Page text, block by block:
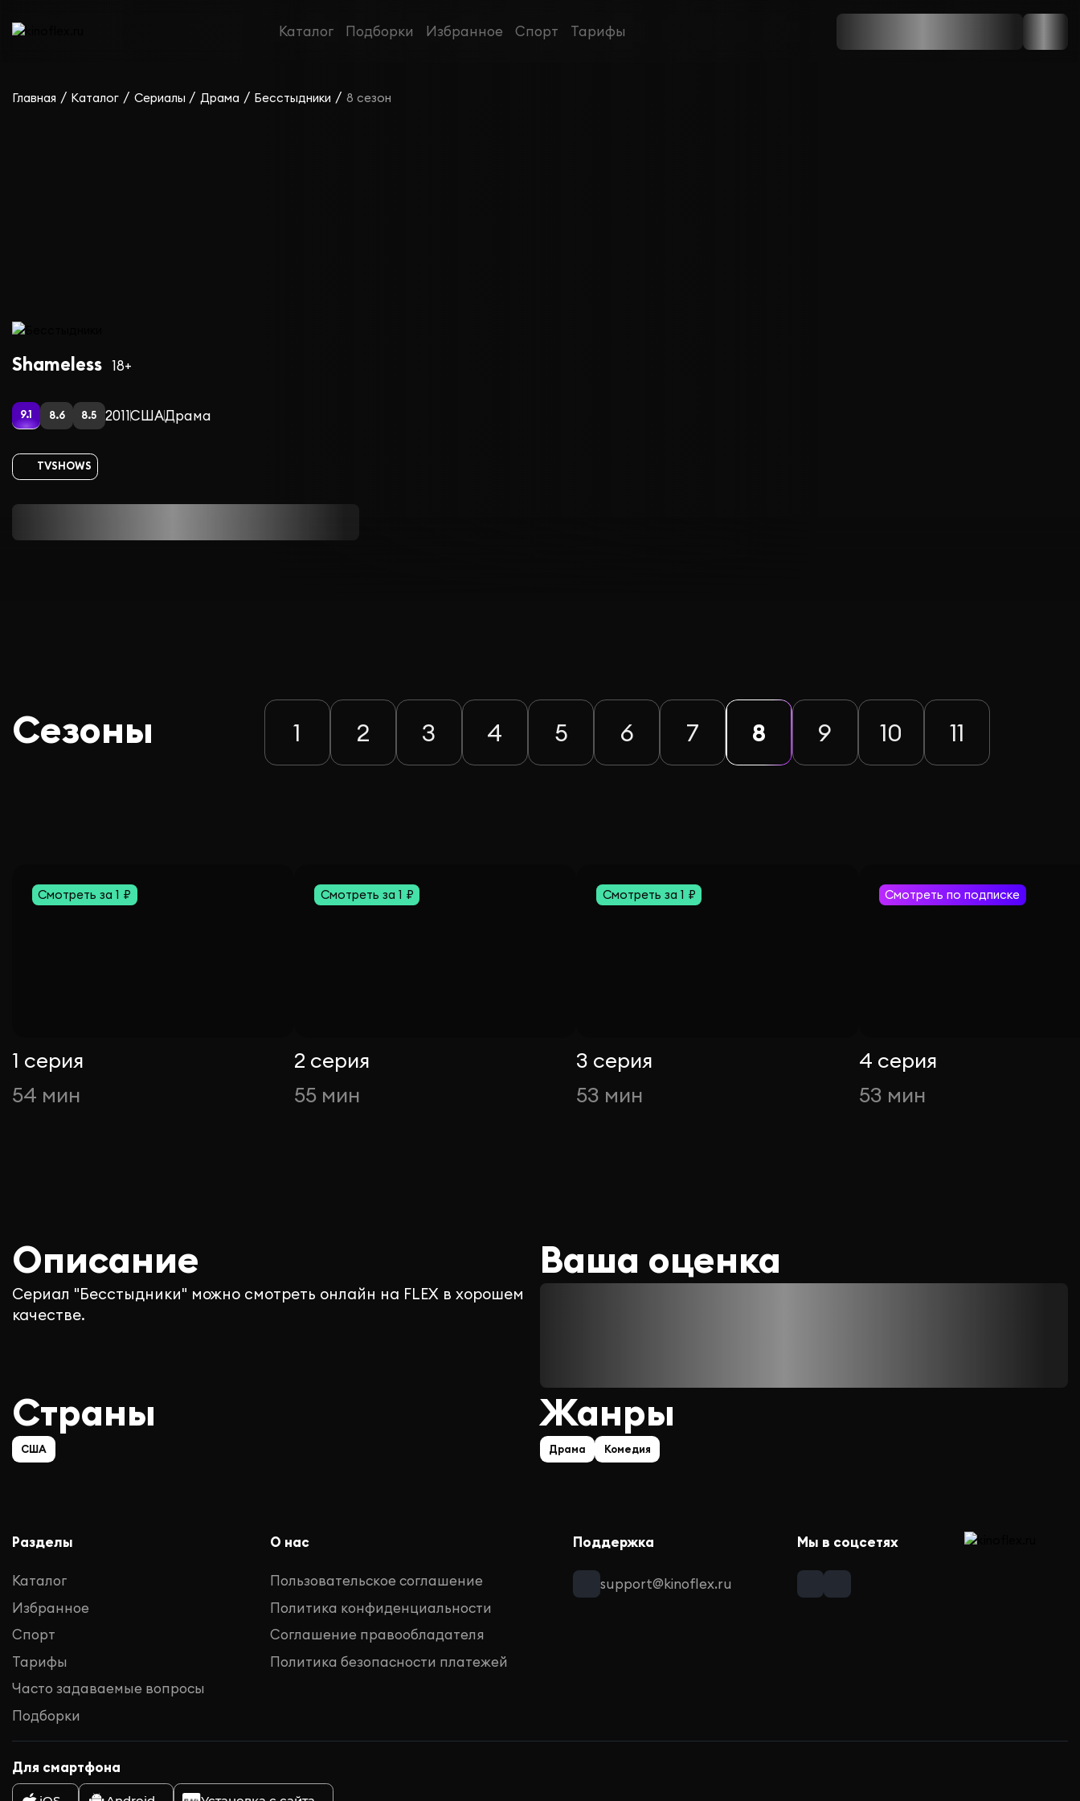
Каталог Подборки Избранное Спорт Тарифы
Главная / Каталог / Сериалы / Драма / Бесстыдники / 8 сезон
Shameless 18+
9.1 8.6 8.5 2011СШАДрама
TVSHOWS
Сезоны 1 2 3 4 5 6 7 8 9 10 11
Смотреть за 1 ₽
1 серия
54 мин
Смотреть за 1 ₽
2 серия
55 мин
Смотреть за 1 ₽
3 серия
53 мин
Смотреть по подписке
4 серия
53 мин
Описание
Сериал "Бесстыдники" можно смотреть онлайн на FLEX в хорошем
качестве.
Ваша оценка
Страны
США
Жанры
Драма Комедия
Разделы
Каталог
Избранное
Спорт
Тарифы
Часто задаваемые вопросы
Подборки
О нас
Пользовательское соглашение
Политика конфиденциальности
Соглашение правообладателя
Политика безопасности платежей
Поддержка
support@kinoflex.ru
Мы в соцсетях
Для смартфона